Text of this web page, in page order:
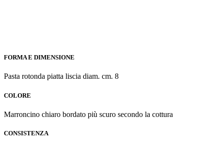
FORMA E DIMENSIONE
Pasta rotonda piatta liscia diam. cm. 8
COLORE
Marroncino chiaro bordato più scuro secondo la cottura
CONSISTENZA